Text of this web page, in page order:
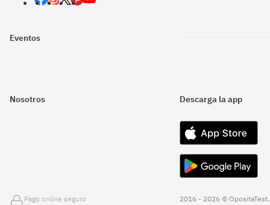
Eventos
Nosotros Descarga la app
Pago online seguro
2016 - 2026 © OpositaTest.